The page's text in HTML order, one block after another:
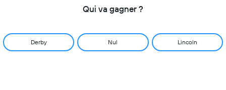
Qui va gagner ?
Derby Nul Lincoln